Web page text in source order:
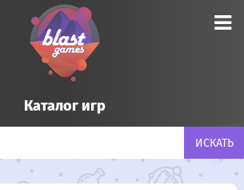
Каталог игр